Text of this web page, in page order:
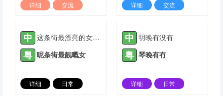
详细
交流
详细
交流
中 这条街最漂亮的女孩子
粤 呢条街最靓嘅女
详细
日常
中 明晚有没有
粤 琴晚有冇
详细
日常